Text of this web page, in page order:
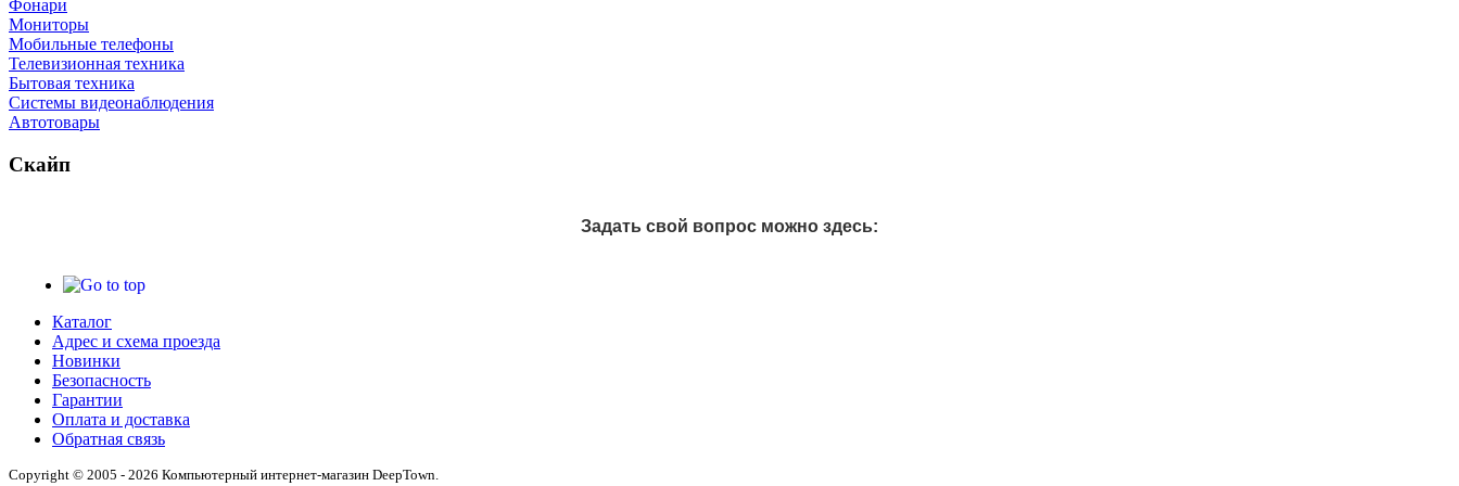
Фонари
Мониторы
Мобильные телефоны
Телевизионная техника
Бытовая техника
Cистемы видеонаблюдения
Автотовары
Скайп
Задать свой вопрос можно здесь:
Каталог
Адрес и схема проезда
Новинки
Безопасность
Гарантии
Оплата и доставка
Обратная связь
Copyright © 2005 - 2026 Компьютерный интернет-магазин DeepTown.